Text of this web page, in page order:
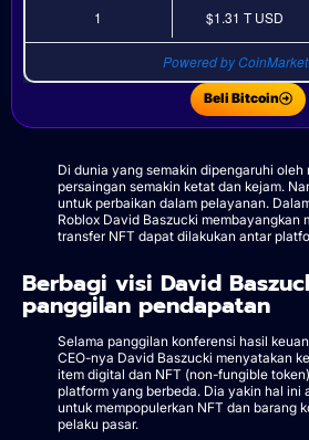
1
$1.31 TUSD
Powered by
Beli Bitcoin
Di dunia yang semakin dipengaruhi oleh
persaingan semakin ketat dan kejam.
untuk perbaikan dalam pelayanan.
Roblox David Baszucki membayangkan
transfer NFT dapat dilakukan antar
Berbagi visi David
panggilan pendapatan
Selama panggilan konferensi hasil
CEO-nya David Baszucki menyatakan
item digital dan NFT (non-fungible
platform yang berbeda. Dia yakin hal ini
untuk mempopulerkan NFT dan barang
pelaku pasar.